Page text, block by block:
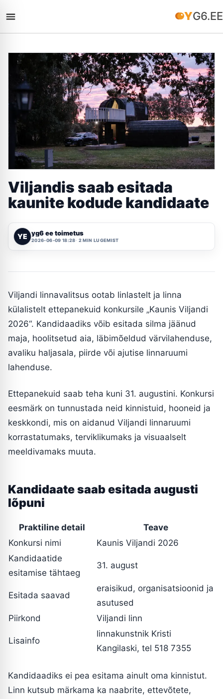
YG6.EE
Viljandis saab esitada
kaunite kodude kandidaate
YE yg6 ee toimetus
2026-06-09 18:28 2 MIN LUGEMIST
Viljandi linnavalitsus ootab linlastelt ja linna
külalistelt ettepanekuid konkursile „Kaunis Viljandi
2026“. Kandidaadiks võib esitada silma jäänud
maja, hoolitsetud aia, läbimõeldud värvilahenduse,
avaliku haljasala, piirde või ajutise linnaruumi
lahenduse.
Ettepanekuid saab teha kuni 31. augustini. Konkursi
eesmärk on tunnustada neid kinnistuid, hooneid ja
keskkondi, mis on aidanud Viljandi linnaruumi
korrastatumaks, terviklikumaks ja visuaalselt
meeldivamaks muuta.
Kandidaate saab esitada augusti
lõpuni
Praktiline detail
Teave
Konkursi nimi
Kaunis Viljandi 2026
Kandidaatide
esitamise tähtaeg
31. august
Esitada saavad
eraisikud, organisatsioonid ja
asutused
Piirkond
Viljandi linn
Lisainfo
linnakunstnik Kristi
Kangilaski, tel 518 7355
Kandidaadiks ei pea esitama ainult oma kinnistut.
Linn kutsub märkama ka naabrite, ettevõtete,